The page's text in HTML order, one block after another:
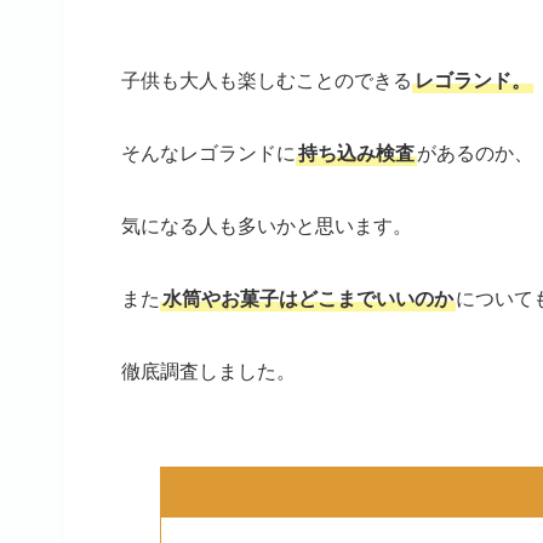
子供も大人も楽しむことのできる レゴランド。
そんなレゴランドに持ち込み検査があるのか、
気になる人も多いかと思います。
また 水筒やお菓子はどこまでいいのかについて
徹底調査しました。